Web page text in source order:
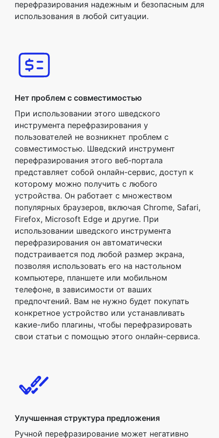
перефразирования надежным и безопасным для
использования в любой ситуации.
Нет проблем с совместимостью
При использовании этого шведского
инструмента перефразирования у
пользователей не возникнет проблем с
совместимостью. Шведский инструмент
перефразирования этого веб-портала
представляет собой онлайн-сервис, доступ к
которому можно получить с любого
устройства. Он работает с множеством
популярных браузеров, включая Chrome, Safari,
Firefox, Microsoft Edge и другие. При
использовании шведского инструмента
перефразирования он автоматически
подстраивается под любой размер экрана,
позволяя использовать его на настольном
компьютере, планшете или мобильном
телефоне, в зависимости от ваших
предпочтений. Вам не нужно будет покупать
конкретное устройство или устанавливать
какие-либо плагины, чтобы перефразировать
свои статьи с помощью этого онлайн-сервиса.
Улучшенная структура предложения
Ручной перефразирование может негативно